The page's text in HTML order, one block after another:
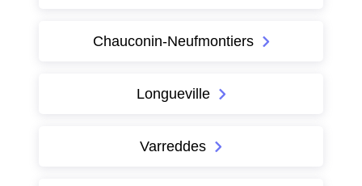
Chauconin-Neufmontiers
Longueville
Varreddes